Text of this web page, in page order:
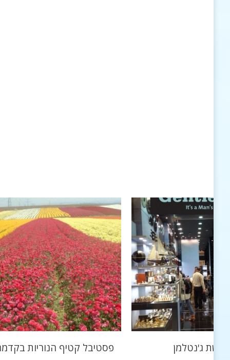
פסטיבל קטיף הנוריות רשת ג'נטלמן